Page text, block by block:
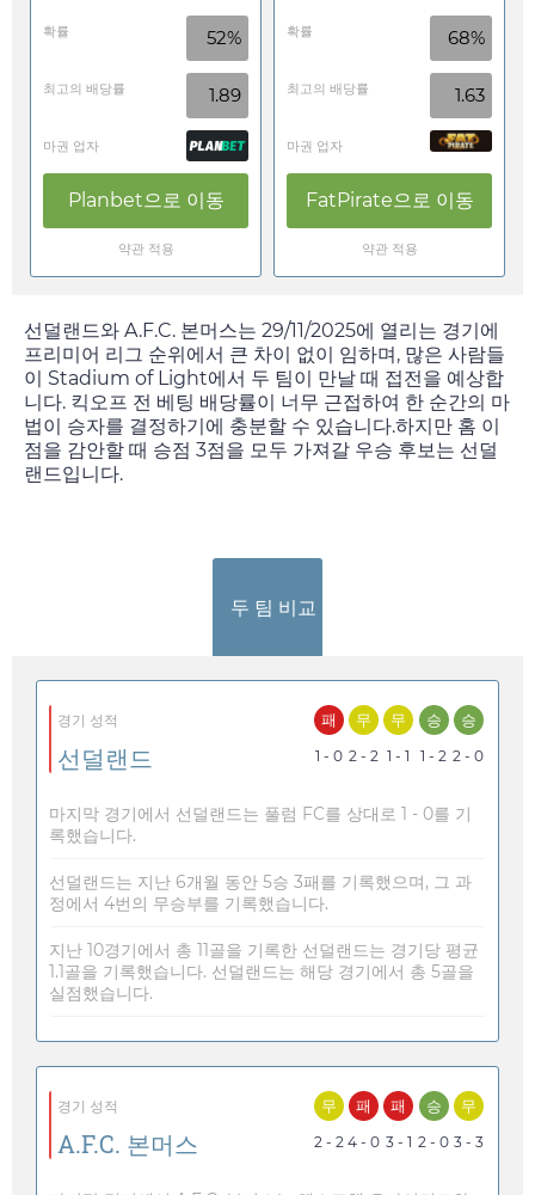
확률 52%
최고의 배당률 1.89
마권 업자
Planbet으로 이동
약관 적용
확률 68%
최고의 배당률 1.63
마권 업자
FatPirate으로 이동
약관 적용
선덜랜드와 A.F.C. 본머스는 29/11/2025에 열리는 경기에
프리미어 리그 순위에서 큰 차이 없이 임하며, 많은 사람들
이 Stadium of Light에서 두 팀이 만날 때 접전을 예상합
니다. 킥오프 전 베팅 배당률이 너무 근접하여 한 순간의 마
법이 승자를 결정하기에 충분할 수 있습니다.하지만 홈 이
점을 감안할 때 승점 3점을 모두 가져갈 우승 후보는 선덜
랜드입니다.
두 팀 비교
경기 성적
선덜랜드
패
1 - 0
무
2 - 2
무
1 - 1
승
1 - 2
승
2 - 0
마지막 경기에서 선덜랜드는 풀럼 FC를 상대로 1 - 0를 기
록했습니다.
선덜랜드는 지난 6개월 동안 5승 3패를 기록했으며, 그 과
정에서 4번의 무승부를 기록했습니다.
지난 10경기에서 총 11골을 기록한 선덜랜드는 경기당 평균
1.1골을 기록했습니다. 선덜랜드는 해당 경기에서 총 5골을
실점했습니다.
경기 성적
A.F.C. 본머스
무
2 - 2
패
4 - 0
패
3 - 1
승
2 - 0
무
3 - 3